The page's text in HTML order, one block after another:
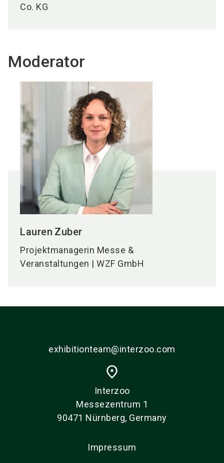
Co. KG
Moderator
Lauren Zuber
Projektmanagerin Messe &
Veranstaltungen | WZF GmbH
exhibitionteam@interzoo.com
place
Interzoo
Messezentrum 1
90471 Nürnberg, Germany
Impressum